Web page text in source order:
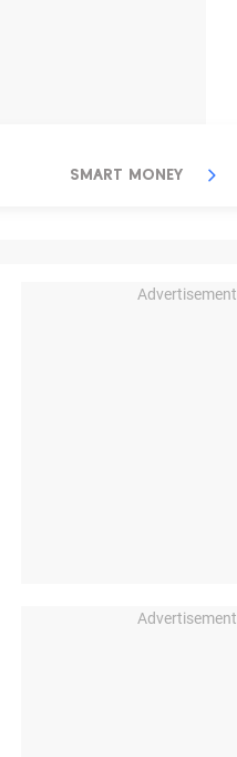
SMART MONEY
Advertisement
Advertisement